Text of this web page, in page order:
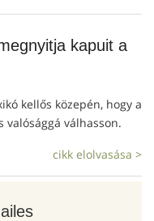
kapuit a
kellős közepén, hogy a
válhasson.
cikk elolvasása >